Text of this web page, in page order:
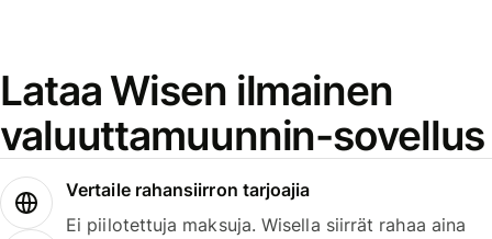
Lataa Wisen ilmainen
valuuttamuunnin-sovellus
Vertaile rahansiirron tarjoajia
Ei piilotettuja maksuja. Wisella siirrät rahaa aina